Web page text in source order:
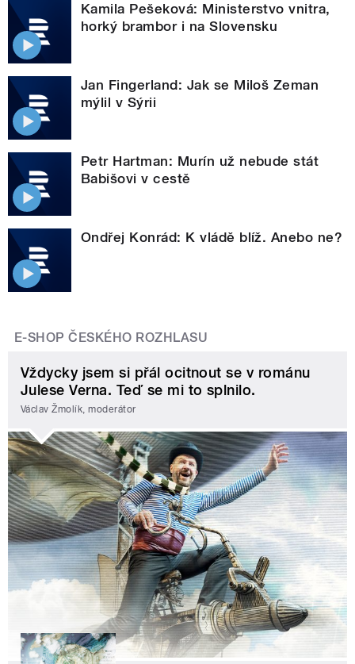
Kamila Pešeková: Ministerstvo vnitra,
horký brambor i na Slovensku
Jan Fingerland: Jak se Miloš Zeman
mýlil v Sýrii
Petr Hartman: Murín už nebude stát
Babišovi v cestě
Ondřej Konrád: K vládě blíž. Anebo ne?
E-SHOP ČESKÉHO ROZHLASU
Vždycky jsem si přál ocitnout se v románu
Julese Verna. Teď se mi to splnilo.
Václav Žmolík, moderátor